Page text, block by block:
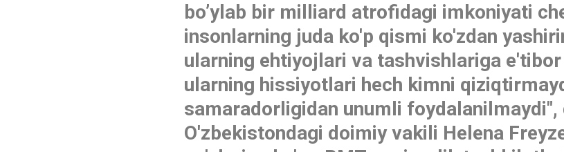
bo’ylab bir milliard atrofidagi imkoniyati
insonlarning juda ko'p qismi ko'zdan
ularning ehtiyojlari va tashvishlariga
ularning hissiyotlari hech kimni
samaradorligidan unumli foydalanilmaydi",
O'zbekistondagi doimiy vakili Helena